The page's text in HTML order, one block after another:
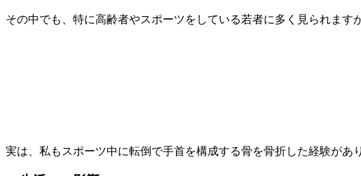
その中でも、特に高齢者やスポーツをしている若者に多く見られます
実は、私もスポーツ中に転倒で手首を構成する骨を骨折した経験があ